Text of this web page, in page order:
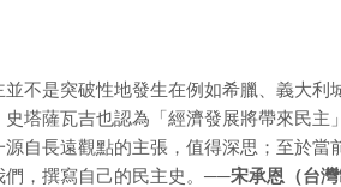
並不是突破性地發生在例如希臘、義大
塔薩瓦吉也認為「經濟發展將帶來民主
自長遠觀點的主張，值得深思；至於當
，撰寫自己的民主史。 ──宋承恩（台灣